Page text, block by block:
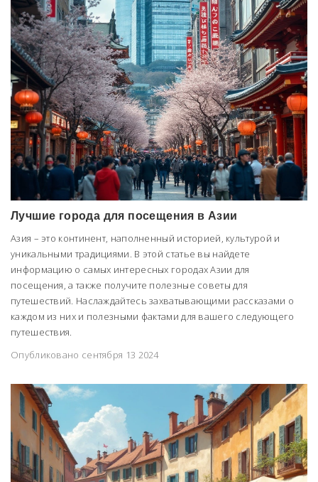
Лучшие города для посещения в Азии
Азия – это континент, наполненный историей, культурой и
уникальными традициями. В этой статье вы найдете
информацию о самых интересных городах Азии для
посещения, а также получите полезные советы для
путешествий. Наслаждайтесь захватывающими рассказами о
каждом из них и полезными фактами для вашего следующего
путешествия.
Опубликовано сентября 13 2024